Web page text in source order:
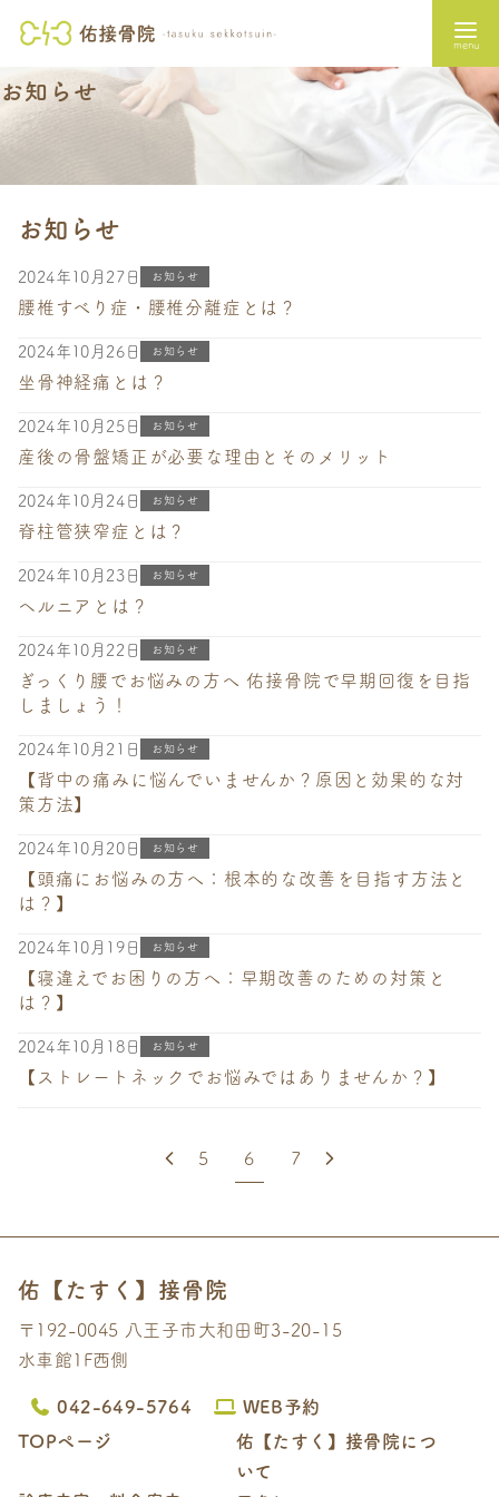
お知らせ
お知らせ
2024年10月27日 お知らせ
腰椎すべり症・腰椎分離症とは？
2024年10月26日 お知らせ
坐骨神経痛とは？
2024年10月25日 お知らせ
産後の骨盤矯正が必要な理由とそのメリット
2024年10月24日 お知らせ
脊柱管狭窄症とは？
2024年10月23日 お知らせ
ヘルニアとは？
2024年10月22日 お知らせ
ぎっくり腰でお悩みの方へ 佑接骨院で早期回復を目指
しましょう！
2024年10月21日 お知らせ
【背中の痛みに悩んでいませんか？原因と効果的な対
策方法】
2024年10月20日 お知らせ
【頭痛にお悩みの方へ：根本的な改善を目指す方法と
は？】
2024年10月19日 お知らせ
【寝違えでお困りの方へ：早期改善のための対策と
は？】
2024年10月18日 お知らせ
【ストレートネックでお悩みではありませんか？】
5 6 7
佑【たすく】接骨院
〒192-0045 八王子市大和田町3-20-15
水車館1F西側
042-649-5764
WEB予約
TOPページ
佑【たすく】接骨院につ
いて